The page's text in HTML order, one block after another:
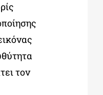
τον